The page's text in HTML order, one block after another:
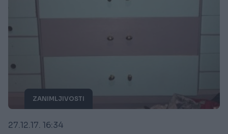
ZANIMLJIVOSTI
27.12.17. 16:34